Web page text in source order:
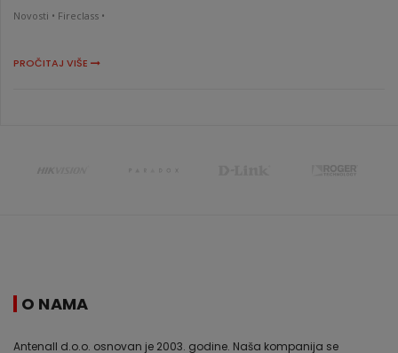
Novosti • Fireclass •
PROČITAJ VIŠE
O NAMA
Antenall d.o.o. osnovan je 2003. godine. Naša kompanija se